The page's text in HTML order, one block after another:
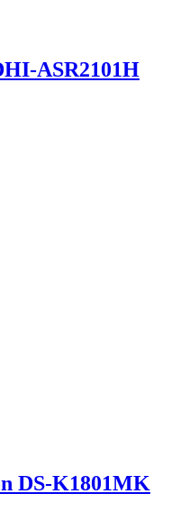
ASR2101H
DS-K1801MK